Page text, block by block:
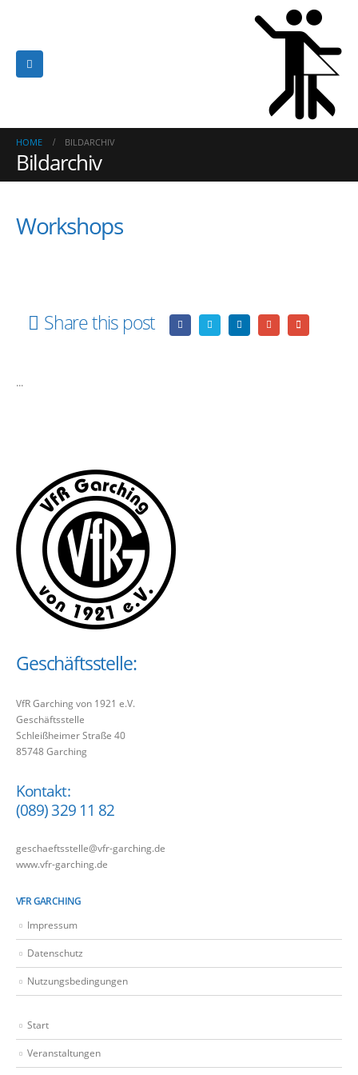
HOME BILDARCHIV
Bildarchiv
Workshops
Share this post
...
Geschäftsstelle:
VfR Garching von 1921 e.V.
Geschäftsstelle
Schleißheimer Straße 40
85748 Garching
Kontakt:
(089) 329 11 82
geschaeftsstelle@vfr-garching.de
www.vfr-garching.de
VFR GARCHING
Impressum
Datenschutz
Nutzungsbedingungen
Start
Veranstaltungen